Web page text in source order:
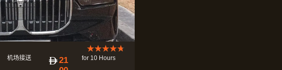
★★★★★
机场接送
21
for 10 Hours